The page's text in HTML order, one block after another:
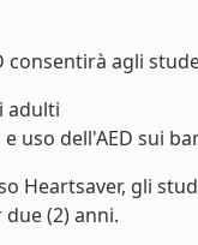
consentirà agli
adulti
uso dell'AED sui
Heartsaver, gli
(2) anni.